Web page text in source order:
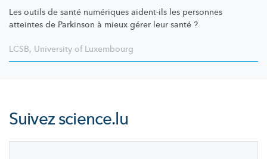
Les outils de santé numériques aident-ils les personnes
atteintes de Parkinson à mieux gérer leur santé ?
LCSB, University of Luxembourg
Suivezscience.lu